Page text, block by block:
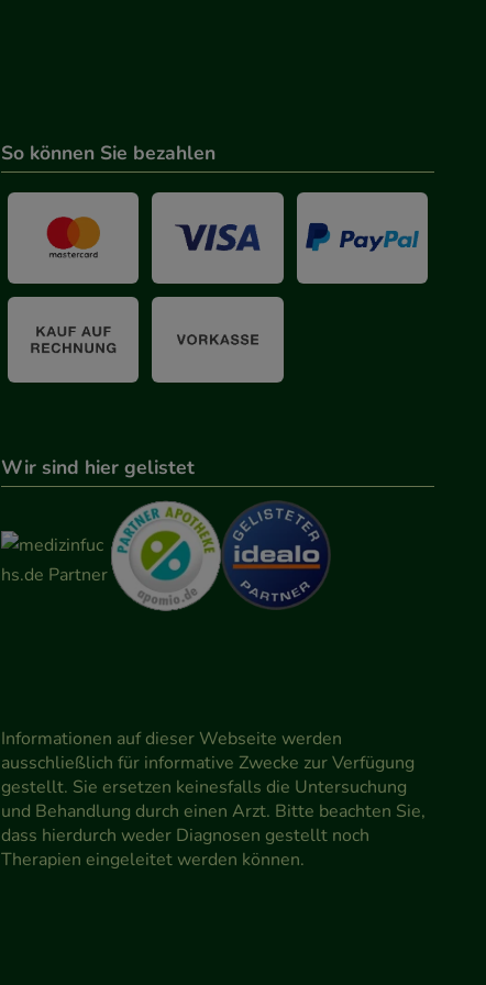
So können Sie bezahlen
Wir sind hier gelistet
Informationen auf dieser Webseite werden
ausschließlich für informative Zwecke zur Verfügung
gestellt. Sie ersetzen keinesfalls die Untersuchung
und Behandlung durch einen Arzt. Bitte beachten Sie,
dass hierdurch weder Diagnosen gestellt noch
Therapien eingeleitet werden können.